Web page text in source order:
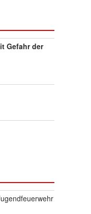
Gefahr der